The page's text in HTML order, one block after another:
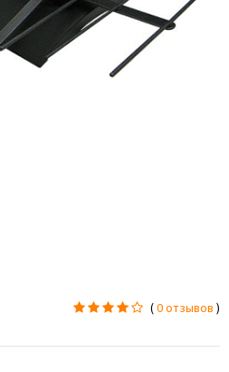
(0 отзывов )